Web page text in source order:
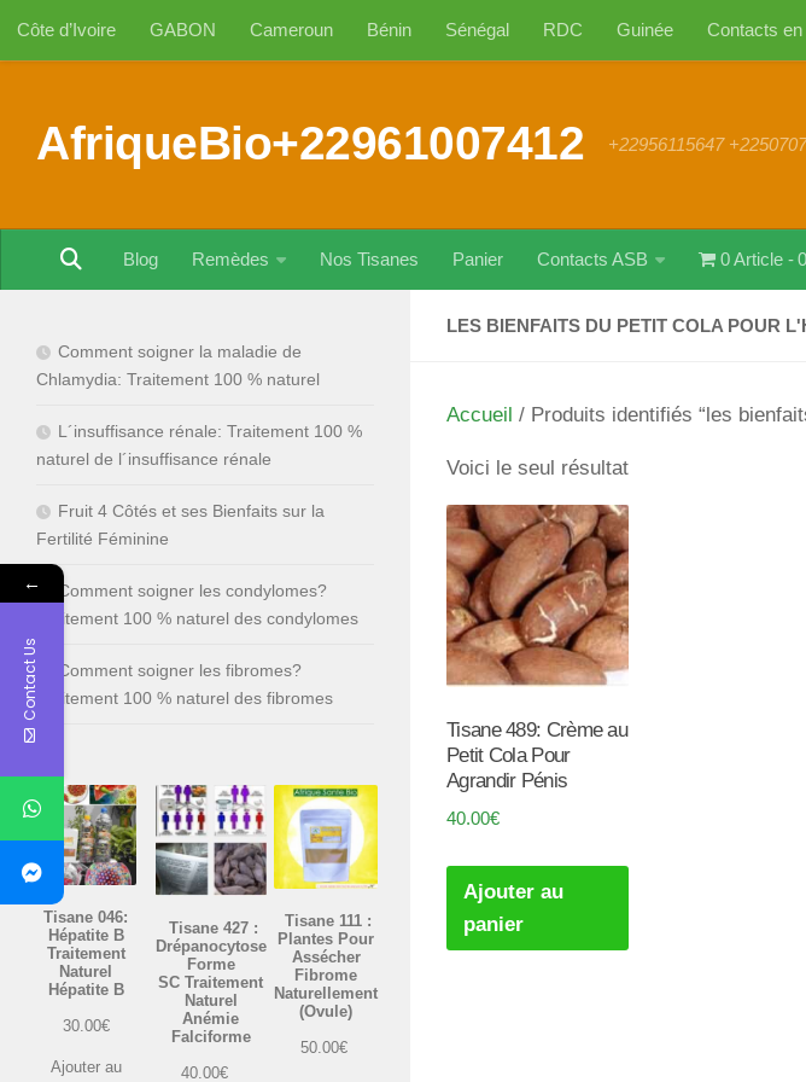
Au dessous du contenu
Côte d’Ivoire GABON Cameroun Bénin Sénégal RDC Guinée Contacts
AfriqueBio+22961007412 +22956115647
Blog Remèdes Nos Tisanes Panier Contacts ASB 0 Article
LES BIENFAITS DU PETIT COLA POUR
Accueil / Produits identifiés “les
Voici le seul résultat
Tisane 489: Crème au
Petit Cola Pour
Agrandir Pénis
40.00€
Ajouter au
panier
Comment soigner la maladie de
Chlamydia: Traitement 100 % naturel
L´insuffisance rénale: Traitement 100 %
naturel de l´insuffisance rénale
Fruit 4 Côtés et ses Bienfaits sur la
Fertilité Féminine
Comment soigner les condylomes?
Traitement 100 % naturel des condylomes
Comment soigner les fibromes?
Traitement 100 % naturel des fibromes
Tisane 046:
Hépatite B
Traitement
Naturel
Hépatite B
30.00€
Ajouter au
Tisane 427 :
Drépanocytose
Forme
SC Traitement
Naturel
Anémie
Falciforme
40.00€
Tisane 111 :
Plantes Pour
Assécher
Fibrome
Naturellement
(Ovule)
50.00€
←
Contact Us